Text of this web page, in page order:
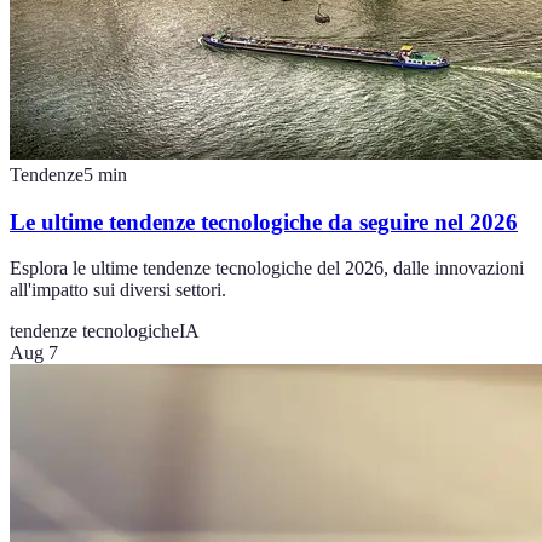
Tendenze5 min
Le ultime tendenze tecnologiche da seguire nel 2026
Esplora le ultime tendenze tecnologiche del 2026, dalle innovazioni
all'impatto sui diversi settori.
tendenze tecnologicheIA
Aug 7